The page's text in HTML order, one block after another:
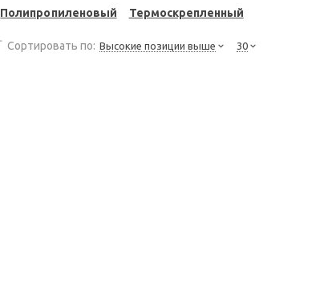
Полипропиленовый Термоскрепленный
Сортировать по: Высокие позиции выше 30